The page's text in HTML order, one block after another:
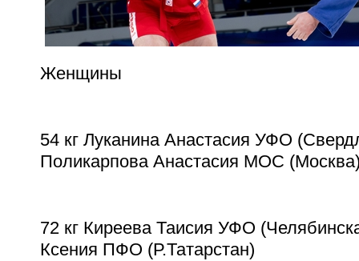
Женщины
54 кг Луканина Анастасия УФО
Поликарпова Анастасия МОС
72 кг Киреева Таисия УФО
Ксения ПФО (Р.Татарстан)